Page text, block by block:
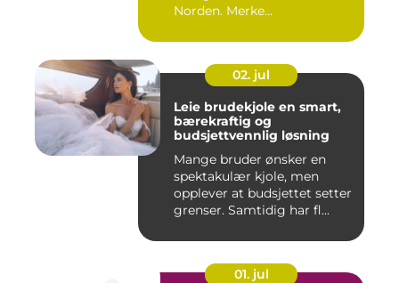
Norden. Merke...
02. jul
Leie brudekjole en smart,
bærekraftig og
budsjettvennlig løsning
Mange bruder ønsker en
spektakulær kjole, men
opplever at budsjettet setter
grenser. Samtidig har fl...
01. jul